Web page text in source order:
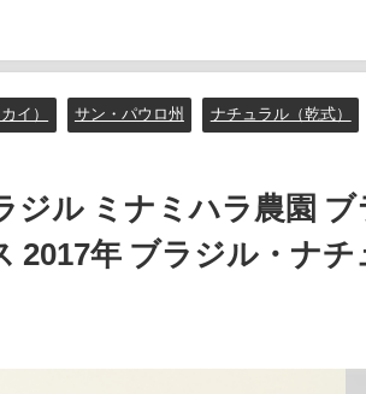
イ） サン・パウロ州 ナチュラル（乾式）
ジル ミナミハラ農園 ブ
2017年 ブラジル・ナチ